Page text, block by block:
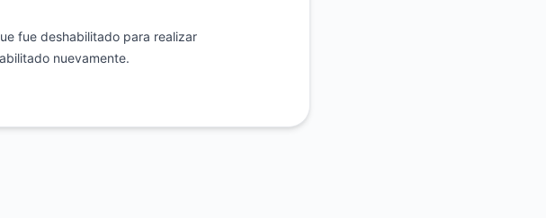
fue deshabilitado para realizar
nuevamente.